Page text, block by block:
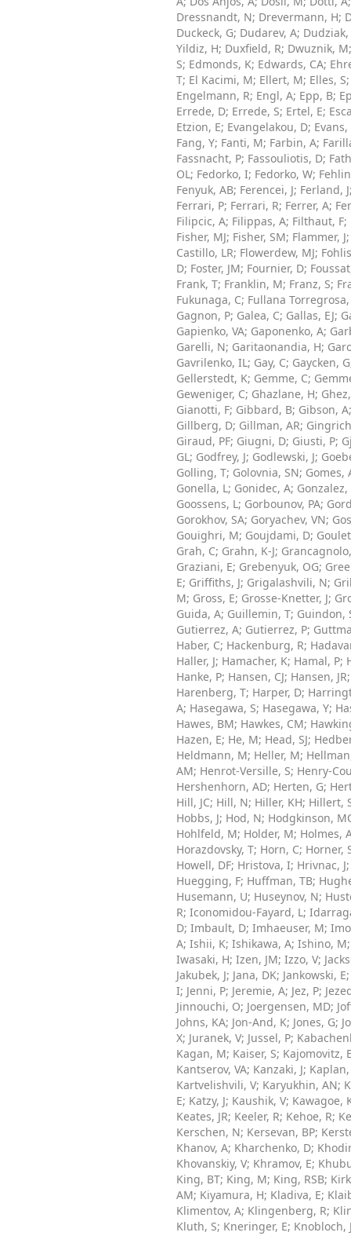
Dressnandt, N; Drevermann, H;
Duckeck, G; Dudarev, A; Dudziak,
Yildiz, H; Duxfield, R; Dwuznik, M
S; Edmonds, K; Edwards, CA;
T; El Kacimi, M; Ellert, M; Elles, S
Engelmann, R; Engl, A; Epp, B;
Errede, D; Errede, S; Ertel, E;
Etzion, E; Evangelakou, D; Evans,
Fang, Y; Fanti, M; Farbin, A;
Fassnacht, P; Fassouliotis, D;
OL; Fedorko, I; Fedorko, W;
Fenyuk, AB; Ferencei, J; Ferland, J
Ferrari, P; Ferrari, R; Ferrer, A;
Filipcic, A; Filippas, A; Filthaut, F;
Fisher, MJ; Fisher, SM; Flammer, J
Castillo, LR; Flowerdew, MJ;
D; Foster, JM; Fournier, D;
Frank, T; Franklin, M; Franz, S;
Fukunaga, C; Fullana Torregrosa,
Gagnon, P; Galea, C; Gallas, EJ;
Gapienko, VA; Gaponenko, A;
Garelli, N; Garitaonandia, H;
Gavrilenko, IL; Gay, C; Gaycken, G
Gellerstedt, K; Gemme, C;
Geweniger, C; Ghazlane, H;
Gianotti, F; Gibbard, B; Gibson, A
Gillberg, D; Gillman, AR;
Giraud, PF; Giugni, D; Giusti, P;
GL; Godfrey, J; Godlewski, J;
Golling, T; Golovnia, SN; Gomes,
Gonella, L; Gonidec, A; Gonzalez,
Goossens, L; Gorbounov, PA;
Gorokhov, SA; Goryachev, VN;
Gouighri, M; Goujdami, D;
Grah, C; Grahn, K-J;
Graziani, E; Grebenyuk, OG;
E; Griffiths, J; Grigalashvili, N;
M; Gross, E; Grosse-Knetter, J;
Guida, A; Guillemin, T; Guindon,
Gutierrez, A; Gutierrez, P;
Haber, C; Hackenburg, R;
Haller, J; Hamacher, K; Hamal, P;
Hanke, P; Hansen, CJ; Hansen, JR
Harenberg, T; Harper, D;
A; Hasegawa, S; Hasegawa, Y;
Hawes, BM; Hawkes, CM;
Hazen, E; He, M; Head, SJ;
Heldmann, M; Heller, M;
AM; Henrot-Versille, S; Henry-
Hershenhorn, AD; Herten, G;
Hill, JC; Hill, N; Hiller, KH; Hillert,
Hobbs, J; Hod, N; Hodgkinson,
Hohlfeld, M; Holder, M; Holmes,
Horazdovsky, T; Horn, C; Horner,
Howell, DF; Hristova, I; Hrivnac, J
Huegging, F; Huffman, TB;
Husemann, U; Huseynov, N;
R; Iconomidou-Fayard, L;
D; Imbault, D; Imhaeuser, M;
A; Ishii, K; Ishikawa, A; Ishino, M
Iwasaki, H; Izen, JM; Izzo, V;
Jakubek, J; Jana, DK; Jankowski, E
I; Jenni, P; Jeremie, A; Jez, P;
Jinnouchi, O; Joergensen, MD;
Johns, KA; Jon-And, K; Jones, G;
X; Juranek, V; Jussel, P;
Kagan, M; Kaiser, S; Kajomovitz,
Kantserov, VA; Kanzaki, J;
Kartvelishvili, V; Karyukhin, AN;
E; Katzy, J; Kaushik, V; Kawagoe,
Keates, JR; Keeler, R; Kehoe, R;
Kerschen, N; Kersevan, BP;
Khanov, A; Kharchenko, D;
Khovanskiy, V; Khramov, E;
King, BT; King, M; King, RSB;
AM; Kiyamura, H; Kladiva, E;
Klimentov, A; Klingenberg, R;
Kluth, S; Kneringer, E; Knobloch,